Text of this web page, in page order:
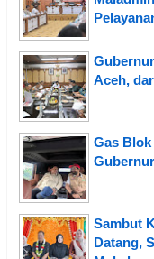
Aceh,
Gas
Sambut
Datang,